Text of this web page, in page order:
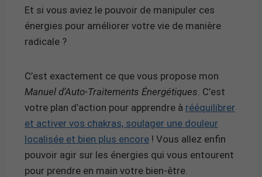
Et si vous aviez le pouvoir de manipuler ces
énergies pour améliorer votre vie de manière
radicale ?
C’est exactement ce que vous propose mon
Manuel d’Auto-Traitements Énergétiques . C’est
votre plan d’action pour apprendre à rééquilibrer
et activer vos chakras, soulager une douleur
localisée et bien plus encore ! Vous allez enfin
pouvoir agir sur les énergies qui vous entourent
pour prendre en main votre bien-être.